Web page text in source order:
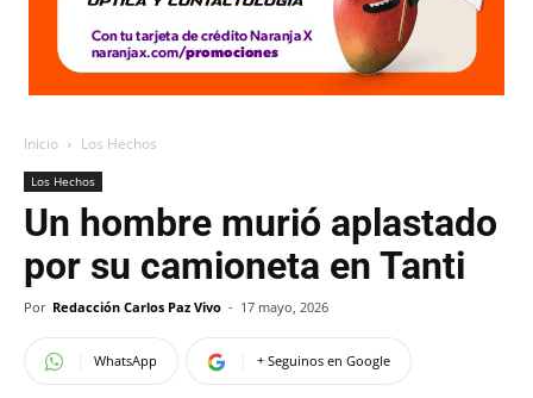
Inicio Los Hechos
Los Hechos
Un hombre murió aplastado
por su camioneta en Tanti
Por Redacción Carlos Paz Vivo - 17 mayo, 2026
WhatsApp + Seguinos en Google